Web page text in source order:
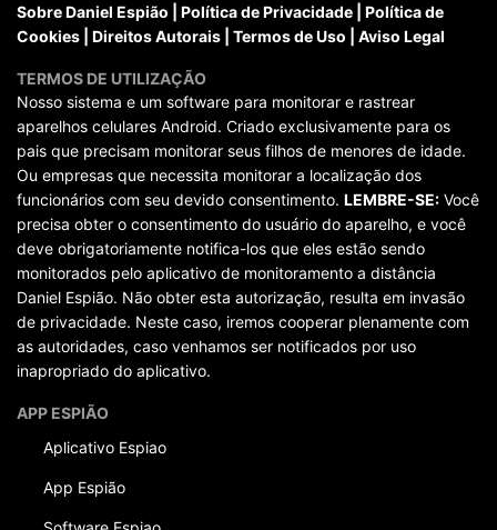
Sobre Daniel Espião Política de Privacidade
Política de
Cookies
Direitos Autorais Termos de Uso Aviso Legal
TERMOS DE UTILIZAÇÃO
Nosso sistema e um software para monitorar e rastrear
aparelhos celulares Android. Criado exclusivamente para os
pais que precisam monitorar seus filhos de menores de idade.
Ou empresas que necessita monitorar a localização dos
funcionários com seu devido consentimento. LEMBRE-SE: Você
precisa obter o consentimento do usuário do aparelho, e você
deve obrigatoriamente notifica-los que eles estão sendo
monitorados pelo aplicativo de monitoramento a distância
Daniel Espião. Não obter esta autorização, resulta em invasão
de privacidade. Neste caso, iremos cooperar plenamente com
as autoridades, caso venhamos ser notificados por uso
inapropriado do aplicativo.
APP ESPIÃO
Aplicativo Espiao
App Espião